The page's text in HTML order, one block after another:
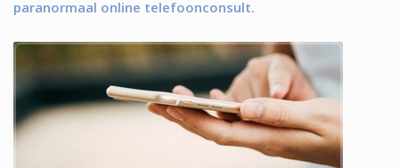
paranormaal online telefoonconsult.